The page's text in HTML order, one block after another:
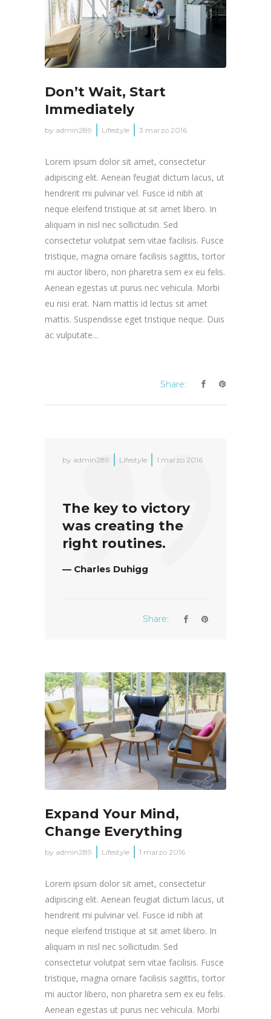
Don’t Wait, Start
Immediately
by admin289 Lifestyle 3 marzo 2016
Lorem ipsum dolor sit amet, consectetur
adipiscing elit. Aenean feugiat dictum lacus, ut
hendrerit mi pulvinar vel. Fusce id nibh at
neque eleifend tristique at sit amet libero. In
aliquam in nisl nec sollicitudin. Sed
consectetur volutpat sem vitae facilisis. Fusce
tristique, magna ornare facilisis sagittis, tortor
mi auctor libero, non pharetra sem ex eu felis.
Aenean egestas ut purus nec vehicula. Morbi
eu nisi erat. Nam mattis id lectus sit amet
mattis. Suspendisse eget tristique neque. Duis
ac vulputate...
Share:
by admin289 Lifestyle 1 marzo 2016
The key to victory
was creating the
right routines.
— Charles Duhigg
Share:
Expand Your Mind,
Change Everything
by admin289 Lifestyle 1 marzo 2016
Lorem ipsum dolor sit amet, consectetur
adipiscing elit. Aenean feugiat dictum lacus, ut
hendrerit mi pulvinar vel. Fusce id nibh at
neque eleifend tristique at sit amet libero. In
aliquam in nisl nec sollicitudin. Sed
consectetur volutpat sem vitae facilisis. Fusce
tristique, magna ornare facilisis sagittis, tortor
mi auctor libero, non pharetra sem ex eu felis.
Aenean egestas ut purus nec vehicula. Morbi